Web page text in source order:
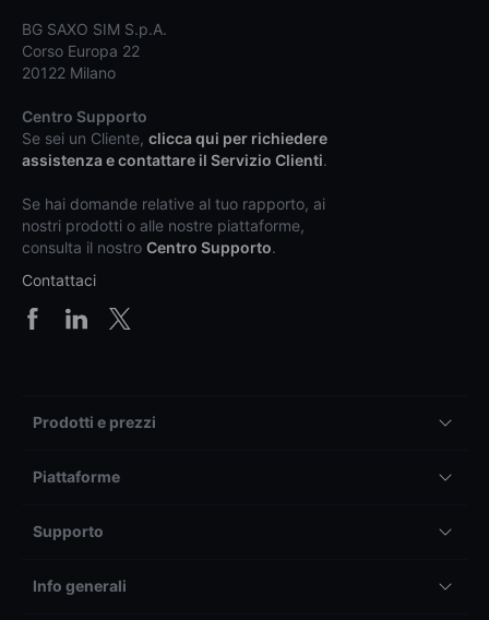
BG SAXO SIM S.p.A.
Corso Europa 22
20122 Milano
Centro Supporto
Se sei un Cliente, clicca qui per richiedere
assistenza e contattare il Servizio Clienti.
Se hai domande relative al tuo rapporto, ai
nostri prodotti o alle nostre piattaforme,
consulta il nostro Centro Supporto.
Contattaci
Prodotti e prezzi
Piattaforme
Supporto
Info generali